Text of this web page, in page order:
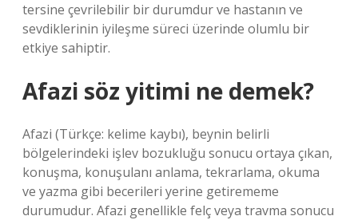
tersine çevrilebilir bir durumdur ve hastanın ve
sevdiklerinin iyileşme süreci üzerinde olumlu bir
etkiye sahiptir.
Afazi söz yitimi ne demek?
Afazi (Türkçe: kelime kaybı), beynin belirli
bölgelerindeki işlev bozukluğu sonucu ortaya çıkan,
konuşma, konuşulanı anlama, tekrarlama, okuma
ve yazma gibi becerileri yerine getirememe
durumudur. Afazi genellikle felç veya travma sonucu